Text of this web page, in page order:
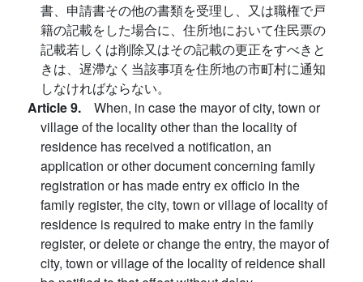
書、申請書その他の書類を受理し、又は職権で戸
籍の記載をした場合に、住所地において住民票の
記載若しくは削除又はその記載の更正をすべきと
きは、遅滯なく当該事項を住所地の市町村に通知
しなければならない。
Article 9. When, in case the mayor of city, town or
village of the locality other than the locality of
residence has received a notification, an
application or other document concerning family
registration or has made entry ex officio in the
family register, the city, town or village of locality of
residence is required to make entry in the family
register, or delete or change the entry, the mayor of
city, town or village of the locality of reidence shall